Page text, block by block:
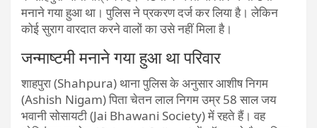
मनाने गया हुआ था। पुलिस ने प्रकरण दर्ज कर लिया है। लेकिन
कोई सुराग वारदात करने वालों का उसे नहीं मिला है।
जन्माष्टमी मनाने गया हुआ था परिवार
शाहपुरा (Shahpura) थाना पुलिस के अनुसार आशीष निगम
(Ashish Nigam) पिता चेतन लाल निगम उम्र 58 साल जय
भवानी सोसायटी (Jai Bhawani Society) में रहते हैं। वह